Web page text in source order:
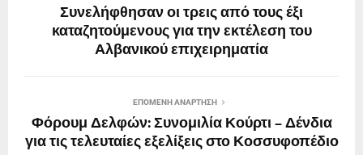
Συνελήφθησαν οι τρεις από τους έξι
καταζητούμενους για την εκτέλεση του
Αλβανικού επιχειρηματία
ΕΠΌΜΕΝΗ ΑΝΆΡΤΗΣΗ
Φόρουμ Δελφών: Συνομιλία Κούρτι – Δένδια
για τις τελευταίες εξελίξεις στο Κοσσυφοπέδιο